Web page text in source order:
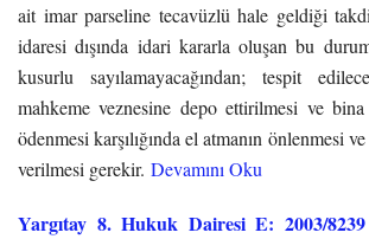
ait imar parseline tecavüzlü hale geldiği
idaresi dışında idari kararla oluşan bu durum
kusurlu sayılamayacağından; tespit
mahkeme veznesine depo ettirilmesi ve
ödenmesi karşılığında el atmanın önlenmesi
verilmesi gerekir. Devamını Oku
Yargıtay 8. Hukuk Dairesi E: 2003/